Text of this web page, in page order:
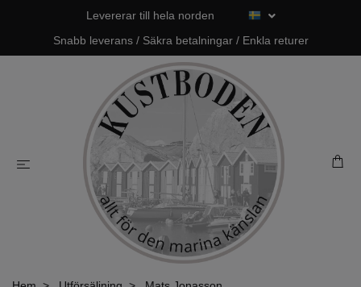
Levererar till hela norden
Snabb leverans / Säkra betalningar / Enkla returer